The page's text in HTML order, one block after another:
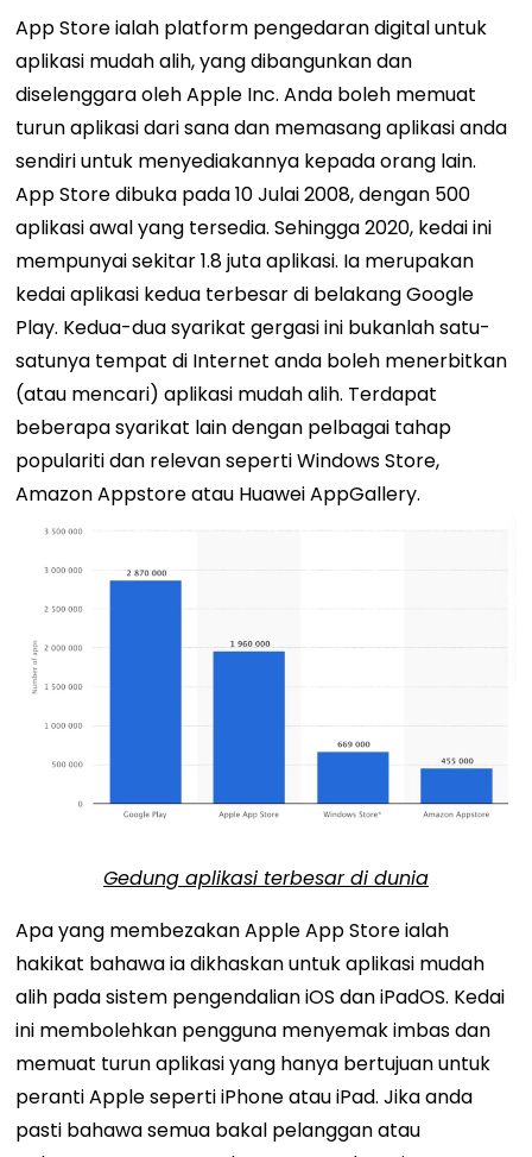
App Store ialah platform pengedaran digital untuk
aplikasi mudah alih, yang dibangunkan dan
diselenggara oleh Apple Inc. Anda boleh memuat
turun aplikasi dari sana dan memasang aplikasi anda
sendiri untuk menyediakannya kepada orang lain.
App Store dibuka pada 10 Julai 2008, dengan 500
aplikasi awal yang tersedia. Sehingga 2020, kedai ini
mempunyai sekitar 1.8 juta aplikasi. Ia merupakan
kedai aplikasi kedua terbesar di belakang Google
Play. Kedua-dua syarikat gergasi ini bukanlah satu-
satunya tempat di Internet anda boleh menerbitkan
(atau mencari) aplikasi mudah alih. Terdapat
beberapa syarikat lain dengan pelbagai tahap
populariti dan relevan seperti Windows Store,
Amazon Appstore atau Huawei AppGallery.
Gedung aplikasi terbesar di dunia
Apa yang membezakan Apple App Store ialah
hakikat bahawa ia dikhaskan untuk aplikasi mudah
alih pada sistem pengendalian iOS dan iPadOS. Kedai
ini membolehkan pengguna menyemak imbas dan
memuat turun aplikasi yang hanya bertujuan untuk
peranti Apple seperti iPhone atau iPad. Jika anda
pasti bahawa semua bakal pelanggan atau